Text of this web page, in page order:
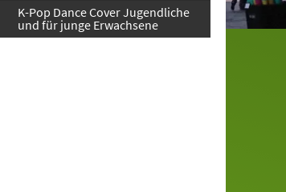
K-Pop Dance Cover Jugendliche
und für junge Erwachsene